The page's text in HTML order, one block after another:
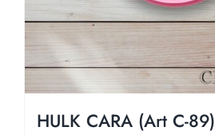
HULK CARA (Art C-89)